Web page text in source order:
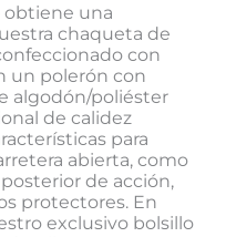
obtiene una
chaqueta de
con
un polerón con
algodón/poliéster
de calidez
para
abierta, como
de acción,
protectores. En
exclusivo bolsillo